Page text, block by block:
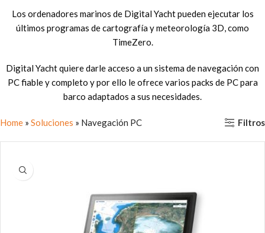
Los ordenadores marinos de Digital Yacht pueden ejecutar los
últimos programas de cartografía y meteorología 3D, como
TimeZero.
Digital Yacht quiere darle acceso a un sistema de navegación con
PC fiable y completo y por ello le ofrece varios packs de PC para
barco adaptados a sus necesidades.
Home » Soluciones » Navegación PC Filtros